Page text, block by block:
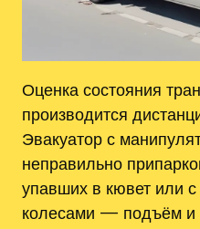
Оценка состояния
производится
Эвакуатор с
неправильно
упавших в кювет или
колесами — подъём и